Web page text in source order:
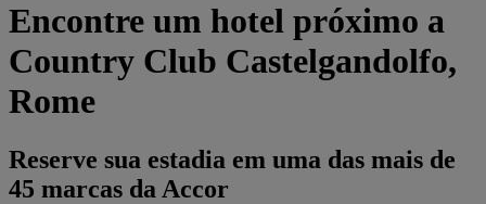
Encontre um hotel próximo a
Country Club Castelgandolfo,
Rome
Reserve sua estadia em uma das mais de
45 marcas da Accor